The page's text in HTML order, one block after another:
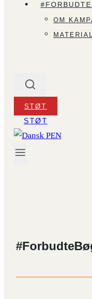
OM
STØT
STØT